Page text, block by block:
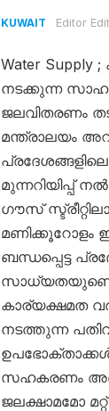
KUWAIT Editor
Water
നടക്കുന്ന
ജലവിതരണം
മന്ത്രാലയം
മുന്നറിയിപ്പ്
ഗൗസ്
മണിക്കൂറോളം
ബന്ധപ്പെട്ട
കാര്യക്ഷമത
നടത്തുന്ന
സഹകരണം
ജലക്ഷാമമോ